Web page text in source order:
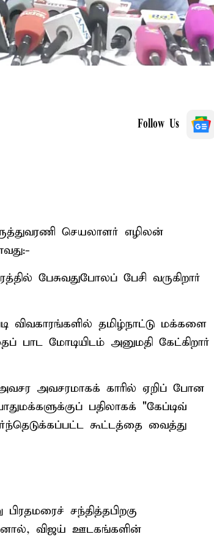
Follow Us
செயலாளர் எழிலன்
பேசுவதுபோலப் பேசி வருகிறார்
விவகாரங்களில் தமிழ்நாட்டு மக்களை
பாட மோடியிடம் அனுமதி கேட்கிறார்
அவசரமாகக் காரில் ஏறிப் போன
பதிலாகக் "கேப்டிவ்
கூட்டத்தை வைத்து
சந்தித்தபிறகு
விஜய் ஊடகங்களின்